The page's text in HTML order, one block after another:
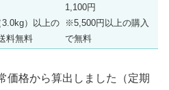
）以上の
料無料
1,100円
※5,500円以上の購入
で無料
格から算出しました（定期